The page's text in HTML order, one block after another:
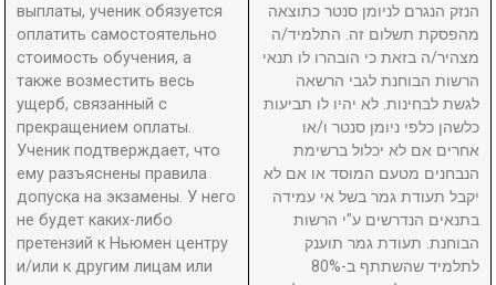
выплаты, ученик обязуется
оплатить самостоятельно
стоимость обучения, а
также возместить весь
ущерб, связанный с
прекращением оплаты.
Ученик подтверждает, что
ему разъяснены правила
допуска на экзамены. У него
не будет каких-либо
претензий к Ньюмен центру
и/или к другим лицам или
הנזק הנגרם לניומן סנטר כתוצאה
מהפסקת תשלום זה. התלמיד/ה
מצהיר/ה בזאת כי הובהרו לו תנאי
הרשות הבוחנת לגבי הרשאה
לגשת לבחינות. לא יהיו לו תביעות
כלשהן כלפי ניומן סנטר ו/או
אחרים אם לא יכלול ברשימת
הנבחנים מטעם המוסד או אם לא
יקבל תעודת גמר בשל אי עמידה
בתנאים הנדרשים ע"י הרשות
הבוחנת. תעודת גמר תוענק
לתלמיד שהשתתף ב-80%